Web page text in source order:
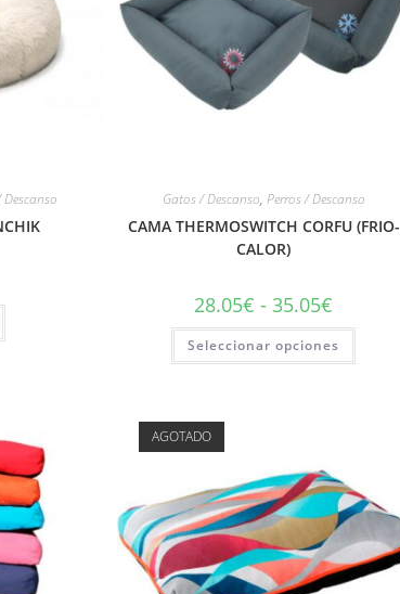
Gatos / Descanso, Perros / Descanso
CAMA THERMOSWITCH CORFU (FRIO-
CALOR)
28.05€ - 35.05€
Seleccionar opciones
AGOTADO